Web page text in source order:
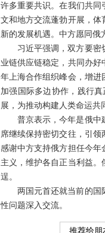
许多重要共识。在我们共同
文和地方交流蓬勃开展，体
新的发展机遇。中方愿同俄
习近平强调，双方要密
业链供应链稳定，共同办
年上海合作组织峰会，增进
加强国际多边协作，践行
展，为推动构建人类命运共
普京表示，今年是俄中
席继续保持密切交往，引领
感谢中方支持俄方担任今年
主义，维护各自正当利益
逞。
两国元首还就当前的国
性问题深入交流。
推荐给朋